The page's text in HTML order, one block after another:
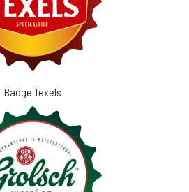
Badge Texels